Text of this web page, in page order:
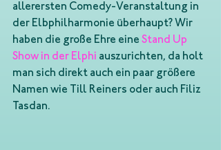
allerersten Comedy-Veranstaltung in
der Elbphilharmonie überhaupt? Wir
haben die große Ehre eine Stand Up
Show in der Elphi auszurichten, da holt
man sich direkt auch ein paar größere
Namen wie Till Reiners oder auch Filiz
Tasdan.